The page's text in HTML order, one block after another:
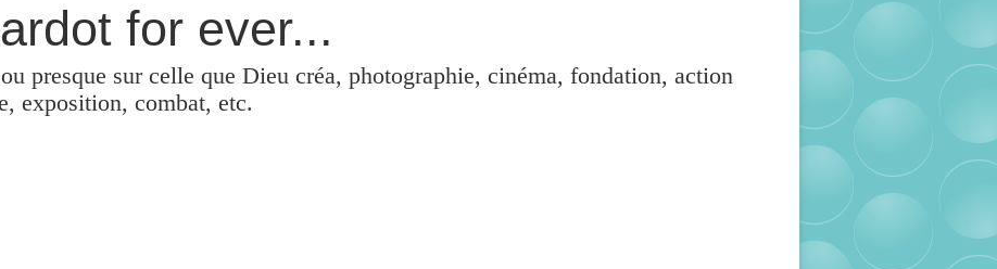
for ever...
presque sur celle que Dieu créa, photographie, cinéma, fondation, action
exposition, combat, etc.